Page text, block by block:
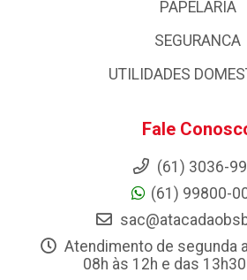
PAPELARIA
SEGURANCA
UTILIDADES
Fale
(61) 3036-
(61) 99800-
Atendimento de segunda
08h às 12h e das